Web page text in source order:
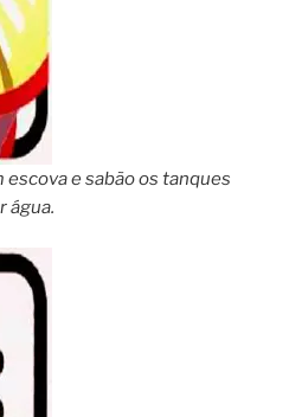
e sabão os tanques
água.